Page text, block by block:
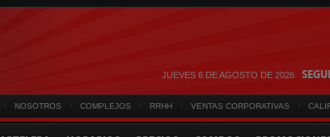
JUEVES 6 DE AGOSTO DE 2026
· NOSOTROS · COMPLEJOS · RRHH · VENTAS CORPORATIVAS ·